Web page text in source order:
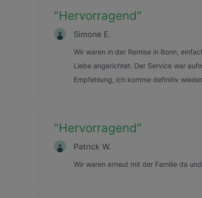
"Hervorragend"
Simone E.
Wir waren in der Remise in Bonn,
Liebe angerichtet. Der Service war
Empfehlung, ich komme definitiv
"Hervorragend"
Patrick W.
Wir waren erneut mit der Familie da